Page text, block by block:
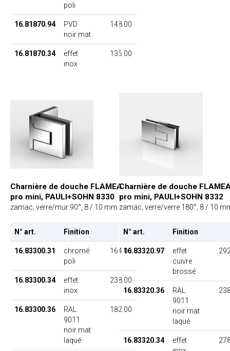
poli
16.81870.94
PVD
noir mat
148.00
16.81870.34
effet
inox
135.00
Charnière de douche FLAMEA
pro mini, PAULI+SOHN 8330
zamac, verre/mur 90°, 8 / 10 mm
N° art. Finition PU
16.83300.31
chromé
poli
164.00
16.83300.34
effet
inox
238.00
16.83300.36
RAL
9011
noir mat
laqué
182.00
Charnière de douche
pro mini, PAULI+SOHN 8332
zamac, verre/verre 180°, 8 / 10
N° art. Finition
16.83320.97
effet
cuivre
brossé
16.83320.36
RAL
9011
noir mat
laqué
16.83320.34
effet